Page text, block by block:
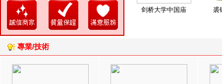
剑桥大学中国庙 裘
專業/技術